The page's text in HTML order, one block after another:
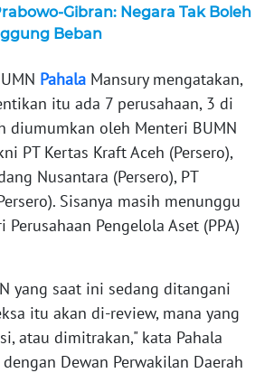
Gibran: Negara Tak Boleh
Beban
Pahala Mansury mengatakan,
itu ada 7 perusahaan, 3 di
diumumkan oleh Menteri BUMN
PT Kertas Kraft Aceh (Persero),
Nusantara (Persero), PT
Sisanya masih menunggu
Pengelola Aset (PPA)
yang saat ini sedang ditangani
itu akan di-review, mana yang
atau dimitrakan," kata Pahala
Dewan Perwakilan Daerah